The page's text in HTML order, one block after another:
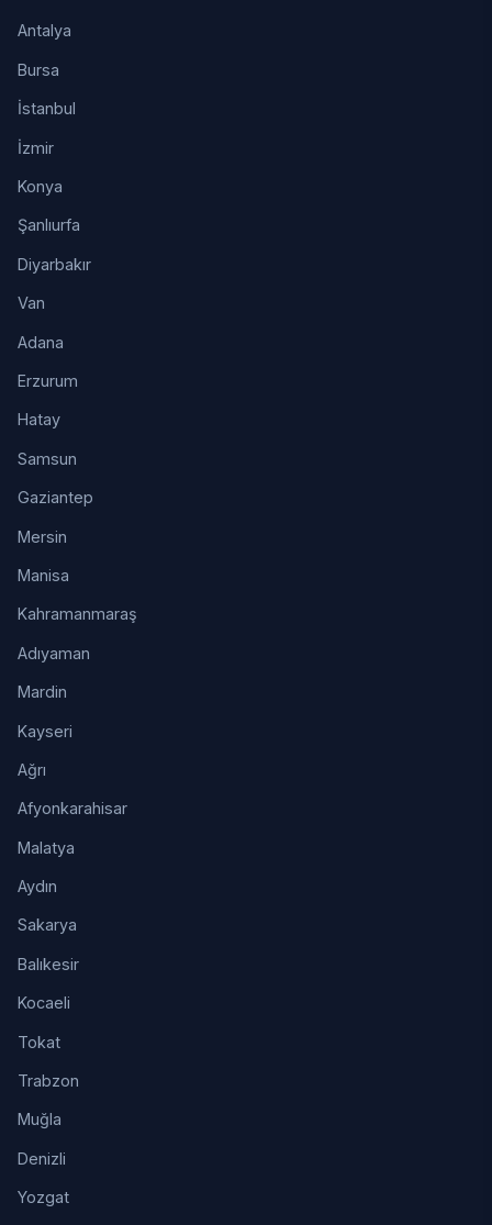
Antalya
Bursa
İstanbul
İzmir
Konya
Şanlıurfa
Diyarbakır
Van
Adana
Erzurum
Hatay
Samsun
Gaziantep
Mersin
Manisa
Kahramanmaraş
Adıyaman
Mardin
Kayseri
Ağrı
Afyonkarahisar
Malatya
Aydın
Sakarya
Balıkesir
Kocaeli
Tokat
Trabzon
Muğla
Denizli
Yozgat